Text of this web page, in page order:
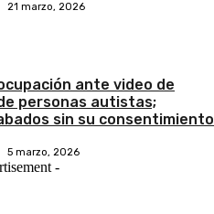
21 marzo, 2026
ante video de
personas autistas;
sin su consentimiento
5 marzo, 2026
-